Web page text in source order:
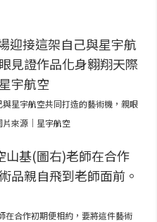
星宇航空共同打造的藝術機，親眼
來源｜星宇航空
在合作初期便相約，要將這件藝術